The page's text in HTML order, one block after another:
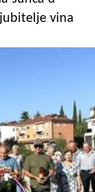
vina